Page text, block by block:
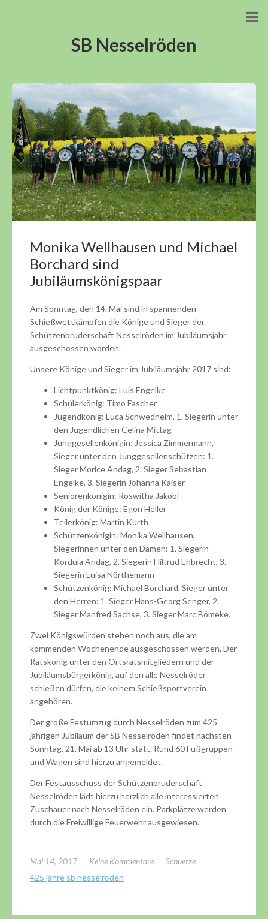
SB Nesselröden
Monika Wellhausen und Michael
Borchard sind
Jubiläumskönigspaar
Am Sonntag, den 14. Mai sind in spannenden
Schießwettkämpfen die Könige und Sieger der
Schützenbruderschaft Nesselröden im Jubiläumsjahr
ausgeschossen worden.
Unsere Könige und Sieger im Jubiläumsjahr 2017 sind:
Lichtpunktkönig: Luis Engelke
Schülerkönig: Timo Fascher
Jugendkönig: Luca Schwedhelm, 1. Siegerin unter
den Jugendlichen Celina Mittag
Junggesellenkönigin: Jessica Zimmermann,
Sieger unter den Junggesellenschützen: 1.
Sieger Morice Andag, 2. Sieger Sebastian
Engelke, 3. Siegerin Johanna Kaiser
Seniorenkönigin: Roswitha Jakobi
König der Könige: Egon Heller
Teilerkönig: Martin Kurth
Schützenkönigin: Monika Wellhausen,
Siegerinnen unter den Damen: 1. Siegerin
Kordula Andag, 2. Siegerin Hiltrud Ehbrecht, 3.
Siegerin Luisa Nörthemann
Schützenkönig: Michael Borchard, Sieger unter
den Herren: 1. Sieger Hans-Georg Senger, 2.
Sieger Manfred Sachse, 3. Sieger Marc Bömeke.
Zwei Königswürden stehen noch aus, die am
kommenden Wochenende ausgeschossen werden. Der
Ratskönig unter den Ortsratsmitgliedern und der
Jubiläumsbürgerkönig, auf den alle Nesselröder
schießen dürfen, die keinem Schießsportverein
angehören.
Der große Festumzug durch Nesselröden zum 425
jährigen Jubiläum der SB Nesselröden findet nächsten
Sonntag, 21. Mai ab 13 Uhr statt. Rund 60 Fußgruppen
und Wagen sind hierzu angemeldet.
Der Festausschuss der Schützenbruderschaft
Nesselröden lädt hierzu herzlich alle interessierten
Zuschauer nach Nesselröden ein. Parkplätze werden
durch die Freiwillige Feuerwehr ausgewiesen.
Mai 14, 2017 Keine Kommentare
Schuetze
425 jahre sb nesselröden